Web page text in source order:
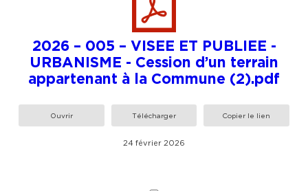
2026 – 005 – VISEE ET PUBLIEE -
URBANISME - Cession d’un terrain
appartenant à la Commune (2).pdf
Ouvrir Télécharger Copier le lien
24 février 2026